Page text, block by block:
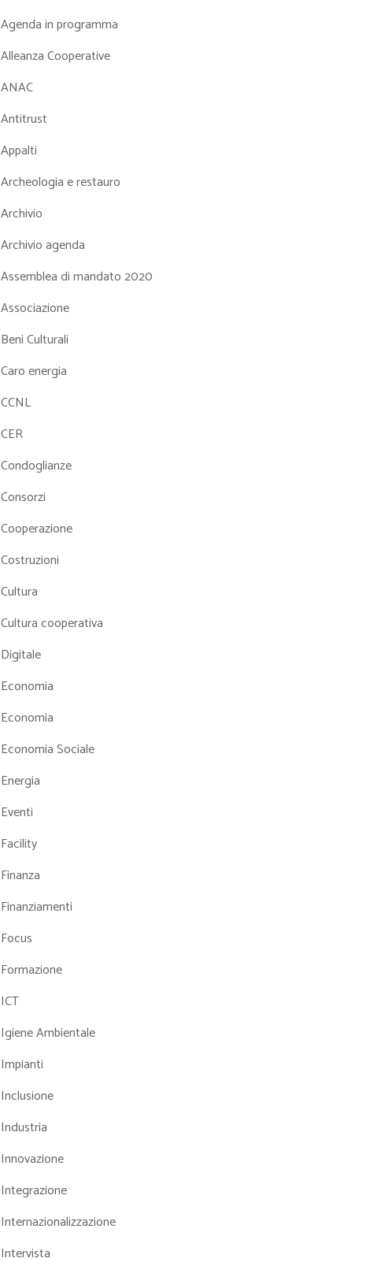
Agenda in programma
Alleanza Cooperative
ANAC
Antitrust
Appalti
Archeologia e restauro
Archivio
Archivio agenda
Assemblea di mandato 2020
Associazione
Beni Culturali
Caro energia
CCNL
CER
Condoglianze
Consorzi
Cooperazione
Costruzioni
Cultura
Cultura cooperativa
Digitale
Economia
Economia
Economia Sociale
Energia
Eventi
Facility
Finanza
Finanziamenti
Focus
Formazione
ICT
Igiene Ambientale
Impianti
Inclusione
Industria
Innovazione
Integrazione
Internazionalizzazione
Intervista